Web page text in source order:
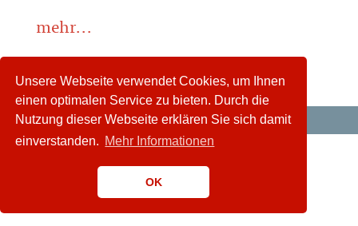
Unsere Webseite verwendet Cookies, um Ihnen
einen optimalen Service zu bieten. Durch die
Nutzung dieser Webseite erklären Sie sich damit
einverstanden. Mehr Informationen
OK
mehr...